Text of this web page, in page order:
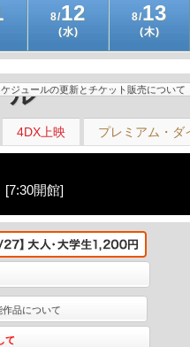
8/12
(水)
8/13
(木)
ル
4DX上映 プレミアム・ダ
ケジュールの更新とチケット販売について
[7:30開館]
品について
て